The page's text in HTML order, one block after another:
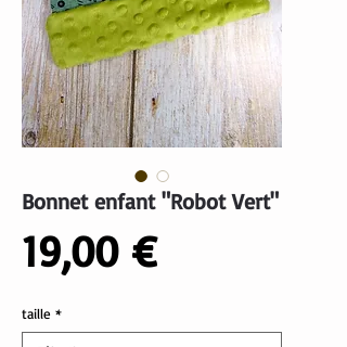
Bonnet enfant "Robot Vert"
19,00 €Prix
taille *